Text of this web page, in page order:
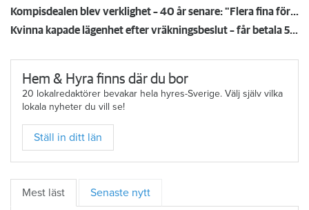
Kompisdealen blev verklighet – 40 år senare: "Flera fina fördelar med att dela bostad"
Kvinna kapade lägenhet efter vräkningsbeslut – får betala 50 000
Hem & Hyra finns där du bor
20 lokalredaktörer bevakar hela hyres-Sverige. Välj själv vilka
lokala nyheter du vill se!
Ställ in ditt län
Mest läst Senaste nytt